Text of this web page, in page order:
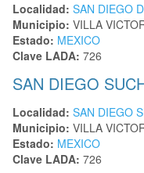
Localidad: SAN DIEGO
Municipio: VILLA
Estado: MEXICO
Clave LADA: 726
SAN DIEGO
Localidad: SAN DIEGO
Municipio: VILLA
Estado: MEXICO
Clave LADA: 726